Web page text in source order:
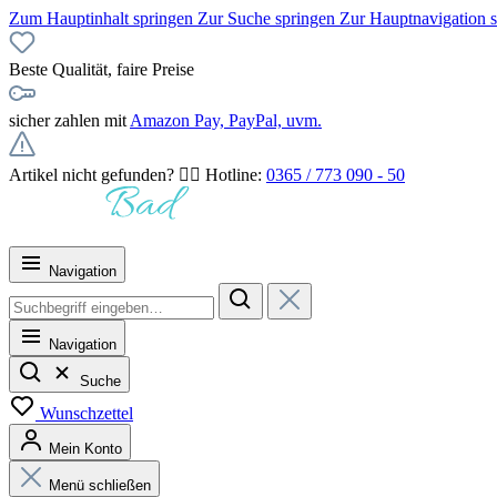
Zum Hauptinhalt springen Zur Suche springen Zur Hauptnavigation
Beste Qualität, faire Preise
sicher zahlen mit Amazon Pay, PayPal, uvm.
Artikel nicht gefunden? 👉🏻 Hotline: 0365 / 773 090 - 50
Navigation
Navigation
Suche
Wunschzettel
Mein Konto
Menü schließen